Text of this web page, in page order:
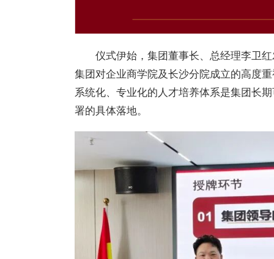
仪式伊始，集团董事长、总经理李卫
集团对企业商学院及长沙分院成立的高度
系统化、专业化的人才培养体系是集团长
署的具体落地。